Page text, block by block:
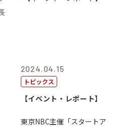
2024.04.15
トピックス
【イベント・レポート】
東京NBC主催「スタートア